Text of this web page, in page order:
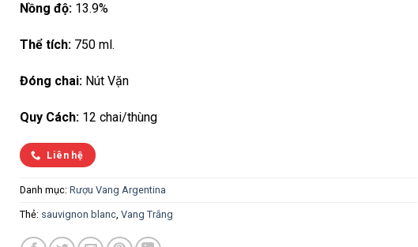
Nồng độ:13.9%
Thể tích:750 ml.
Đóng chai:Nút Vặn
Quy Cách:12 chai/thùng
Liên hệ
Danh mục: Rượu Vang Argentina
Thẻ: sauvignon blanc, Vang Trắng